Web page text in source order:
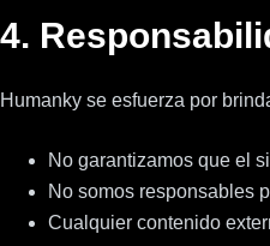
4.
Humanky se esfuerza por
No garantizamos que el
No somos responsables
Cualquier contenido